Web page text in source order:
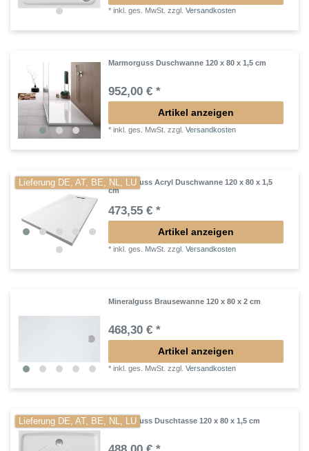
*inkl. ges. MwSt. zzgl.Versandkosten
Marmorguss Duschwanne 120 x 80 x 1,5 cm
952,00 € *
Artikel anzeigen
*inkl. ges. MwSt. zzgl.Versandkosten
Lieferung DE, AT, BE, NL, LUMineralguss Acryl Duschwanne 120 x 80 x 1,5
cm
473,55 € *
Artikel anzeigen
*inkl. ges. MwSt. zzgl.Versandkosten
Mineralguss Brausewanne 120 x 80 x 2 cm
468,30 € *
Artikel anzeigen
*inkl. ges. MwSt. zzgl.Versandkosten
Lieferung DE, AT, BE, NL, LUMineralguss Duschtasse 120 x 80 x 1,5 cm